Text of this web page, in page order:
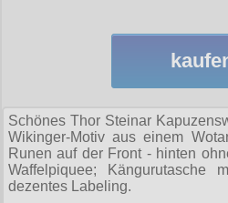
T-
Polos
T-
Gürtel
Hosen
Erik and
T-
Ultima
Sweats
T-Shirts
alle
fürs
Girls
Hosen
alle
Motiv-
Schönes Thor Steinar
Wikinger-Motiv aus einem
Runen auf der Front - hinten
Waffelpiquee; Kängurutasche
dezentes Labeling.